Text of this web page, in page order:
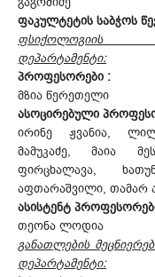
ფაკულტეტის საბჭოს
ფსიქოლოგიის
დეპარტამენტი:
პროფესორები :
მზია წერეთელი
ასოცირებული
ირინე ჟვანია,
მამუკაძე, მაია
ფირცხალავა,
აფთარაშვილი, თამარ
ასისტენტ
თეონა ლოდია
განათლების
დეპარტამენტი: